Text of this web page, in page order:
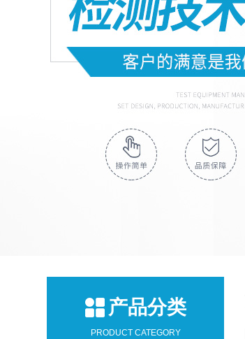
产品分类
PRODUCT CATEGORY